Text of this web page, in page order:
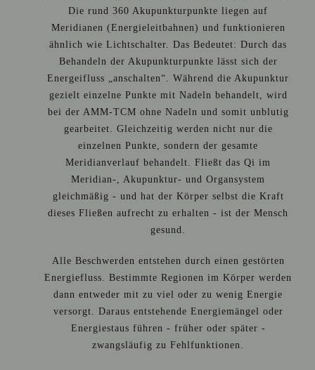
Die rund 360 Akupunkturpunkte liegen auf
Meridianen (Energieleitbahnen) und funktionieren
ähnlich wie Lichtschalter. Das Bedeutet: Durch das
Behandeln der Akupunkturpunkte lässt sich der
Energeifluss „anschalten“. Während die Akupunktur
gezielt einzelne Punkte mit Nadeln behandelt, wird
bei der AMM-TCM ohne Nadeln und somit unblutig
gearbeitet. Gleichzeitig werden nicht nur die
einzelnen Punkte, sondern der gesamte
Meridianverlauf behandelt. Fließt das Qi im
Meridian-, Akupunktur- und Organsystem
gleichmäßig - und hat der Körper selbst die Kraft
dieses Fließen aufrecht zu erhalten - ist der Mensch
gesund.
Alle Beschwerden entstehen durch einen gestörten
Energiefluss. Bestimmte Regionen im Körper werden
dann entweder mit zu viel oder zu wenig Energie
versorgt. Daraus entstehende Energiemängel oder
Energiestaus führen - früher oder später -
zwangsläufig zu Fehlfunktionen.